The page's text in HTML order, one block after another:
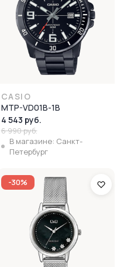
CASIO
MTP-VD01B-1B
4 543 руб.
6 990 руб.
В магазине: Санкт-
Петербург
-30%